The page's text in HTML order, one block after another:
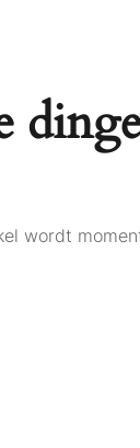
wordt